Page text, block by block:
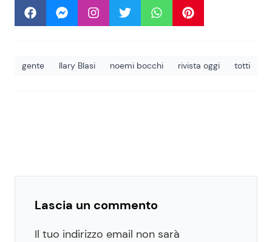
gente Ilary Blasi noemi bocchi rivista oggi totti
Lascia un commento
Il tuo indirizzo email non sarà